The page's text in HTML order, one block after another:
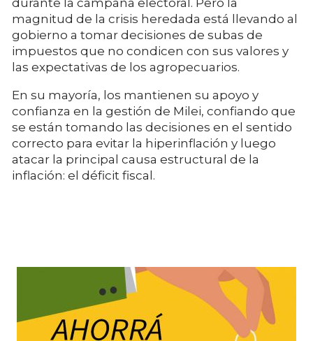
durante la campaña electoral. Pero la
magnitud de la crisis heredada está llevando al
gobierno a tomar decisiones de subas de
impuestos que no condicen con sus valores y
las expectativas de los agropecuarios.
En su mayoría, los mantienen su apoyo y
confianza en la gestión de Milei, confiando que
se están tomando las decisiones en el sentido
correcto para evitar la hiperinflación y luego
atacar la principal causa estructural de la
inflación: el déficit fiscal.